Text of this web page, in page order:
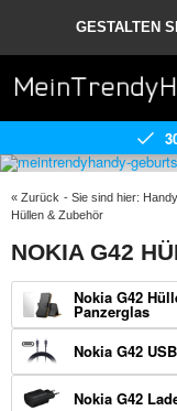
GESTALTEN
« Zurück - Sie sind hier:
Hüllen & Zubehör
NOKIA G42
Nokia G42
Panzerglas
Nokia G42
Nokia G42